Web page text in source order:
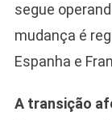
segue
mudança é
Espanha e
A transição